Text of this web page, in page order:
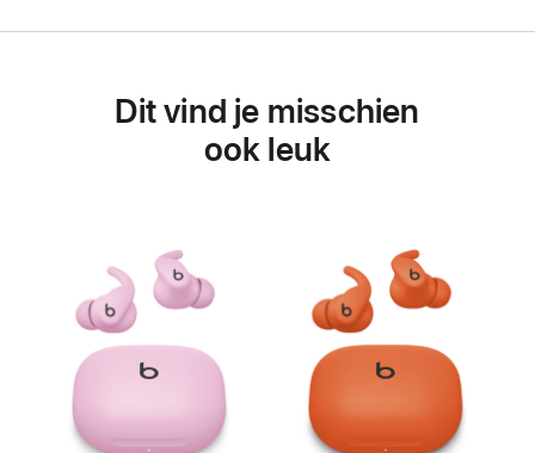
Dit vind je misschien
ook leuk